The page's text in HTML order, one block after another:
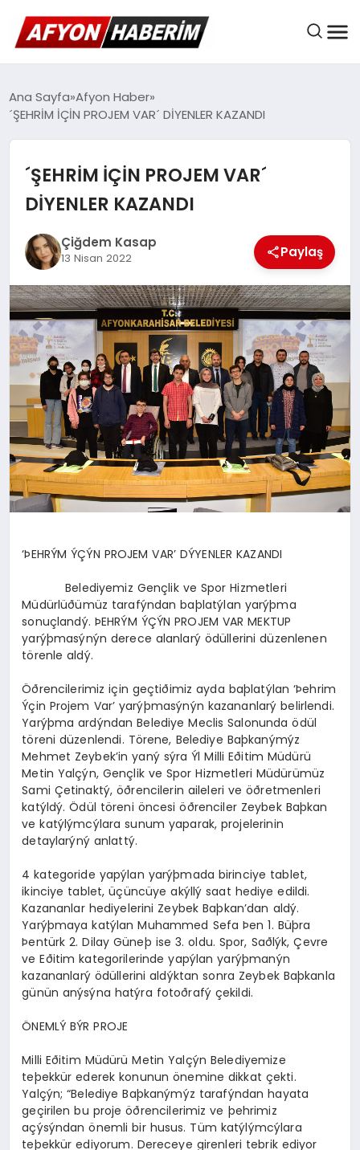
AFYON HABER
BELEDIYELER
EKONOMI
DÜNYA
SPOR
MAGAZIN
SAĞLIK
Ana Sayfa Afyon Haber
´ŞEHRİM İÇİN PROJEM VAR´ DİYENLER KAZANDI
´ŞEHRİM İÇİN PROJEM VAR´
DİYENLER KAZANDI
Çiğdem Kasap
13 Nisan 2022 Paylaş
‘ÞEHRÝM ÝÇÝN PROJEM VAR’ DÝYENLER KAZANDI
Belediyemiz Gençlik ve Spor Hizmetleri
Müdürlüðümüz tarafýndan baþlatýlan yarýþma
sonuçlandý. ÞEHRÝM ÝÇÝN PROJEM VAR MEKTUP
yarýþmasýnýn derece alanlarý ödüllerini düzenlenen
törenle aldý.
Öðrencilerimiz için geçtiðimiz ayda baþlatýlan ‘Þehrim
Ýçin Projem Var’ yarýþmasýnýn kazananlarý belirlendi.
Yarýþma ardýndan Belediye Meclis Salonunda ödül
töreni düzenlendi. Törene, Belediye Baþkanýmýz
Mehmet Zeybek’in yaný sýra Ýl Milli Eðitim Müdürü
Metin Yalçýn, Gençlik ve Spor Hizmetleri Müdürümüz
Sami Çetinaktý, öðrencilerin aileleri ve öðretmenleri
katýldý. Ödül töreni öncesi öðrenciler Zeybek Baþkan
ve katýlýmcýlara sunum yaparak, projelerinin
detaylarýný anlattý.
4 kategoride yapýlan yarýþmada birinciye tablet,
ikinciye tablet, üçüncüye akýllý saat hediye edildi.
Kazananlar hediyelerini Zeybek Baþkan’dan aldý.
Yarýþmaya katýlan Muhammed Sefa Þen 1. Büþra
Þentürk 2. Dilay Güneþ ise 3. oldu. Spor, Saðlýk, Çevre
ve Eðitim kategorilerinde yapýlan yarýþmanýn
kazananlarý ödüllerini aldýktan sonra Zeybek Baþkanla
günün anýsýna hatýra fotoðrafý çekildi.
ÖNEMLÝ BÝR PROJE
Milli Eðitim Müdürü Metin Yalçýn Belediyemize
teþekkür ederek konunun önemine dikkat çekti.
Yalçýn; “Belediye Baþkanýmýz tarafýndan hayata
geçirilen bu proje öðrencilerimiz ve þehrimiz
açýsýndan önemli bir husus. Tüm katýlýmcýlara
teþekkür ediyorum. Dereceye girenleri tebrik ediyor